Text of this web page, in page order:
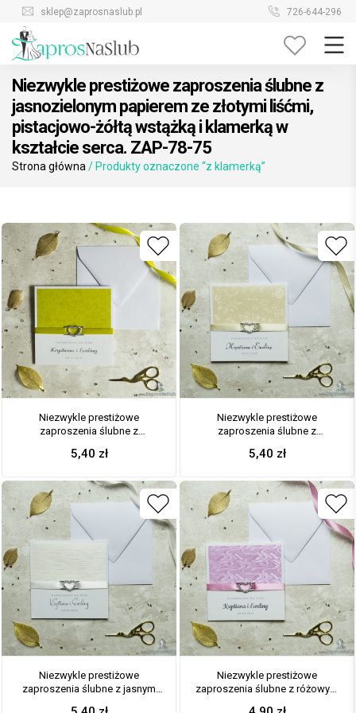
Skip
content
sklep@zaprosnaslub.pl 726-644-296
Niezwykle prestiżowe zaproszenia ślubne z
jasnozielonym papierem ze złotymi liśćmi,
pistacjowo-żółtą wstążką i klamerką w
kształcie serca. ZAP-78-75
Strona główna / Produkty oznaczone “z klamerką”
Niezwykle prestiżowe
zaproszenia ślubne z
złotymi liśćmi, pistacjowo-żółtą
serca. ZAP-78-75
5,40 zł
Niezwykle prestiżowe
zaproszenia ślubne z
tłoczonymi kwiatami, wstążką w
klamerką w kształcie serca.
ZAP-78-66
5,40 zł
Niezwykle prestiżowe
zaproszenia ślubne z jasnym
Niezwykle prestiżowe
zaproszenia ślubne z różowym